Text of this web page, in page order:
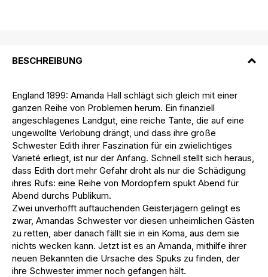
BESCHREIBUNG
England 1899: Amanda Hall schlägt sich gleich mit einer
ganzen Reihe von Problemen herum. Ein finanziell
angeschlagenes Landgut, eine reiche Tante, die auf eine
ungewollte Verlobung drängt, und dass ihre große
Schwester Edith ihrer Faszination für ein zwielichtiges
Varieté erliegt, ist nur der Anfang. Schnell stellt sich heraus,
dass Edith dort mehr Gefahr droht als nur die Schädigung
ihres Rufs: eine Reihe von Mordopfern spukt Abend für
Abend durchs Publikum.
Zwei unverhofft auftauchenden Geisterjägern gelingt es
zwar, Amandas Schwester vor diesen unheimlichen Gästen
zu retten, aber danach fällt sie in ein Koma, aus dem sie
nichts wecken kann. Jetzt ist es an Amanda, mithilfe ihrer
neuen Bekannten die Ursache des Spuks zu finden, der
ihre Schwester immer noch gefangen hält.